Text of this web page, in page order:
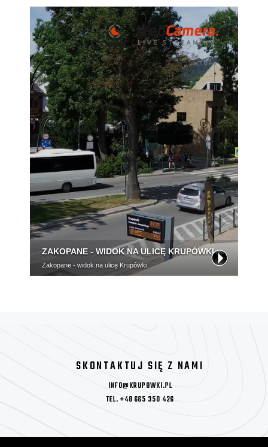
SKONTAKTUJ SIĘ Z NAMI
INFO@KRUPOWKI.PL
TEL. +48 665 350 426